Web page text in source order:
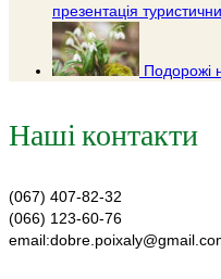
презентація
Подорожі
Наші контакти
(067) 407-82-32
(066) 123-60-76